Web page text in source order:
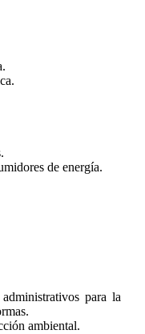
de energía.
para la
ambiental.